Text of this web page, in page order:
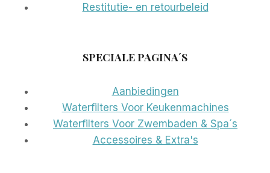
Restitutie- en retourbeleid
SPECIALE PAGINA´S
Aanbiedingen
Waterfilters Voor Keukenmachines
Waterfilters Voor Zwembaden & Spa´s
Accessoires & Extra's